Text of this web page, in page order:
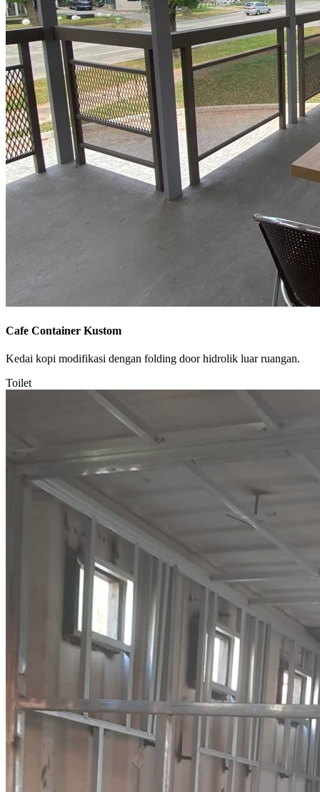
Cafe Container Kustom
Kedai kopi modifikasi dengan folding door hidrolik luar ruangan.
Toilet